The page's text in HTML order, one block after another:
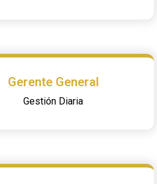
Gerente General
Gestión Diaria